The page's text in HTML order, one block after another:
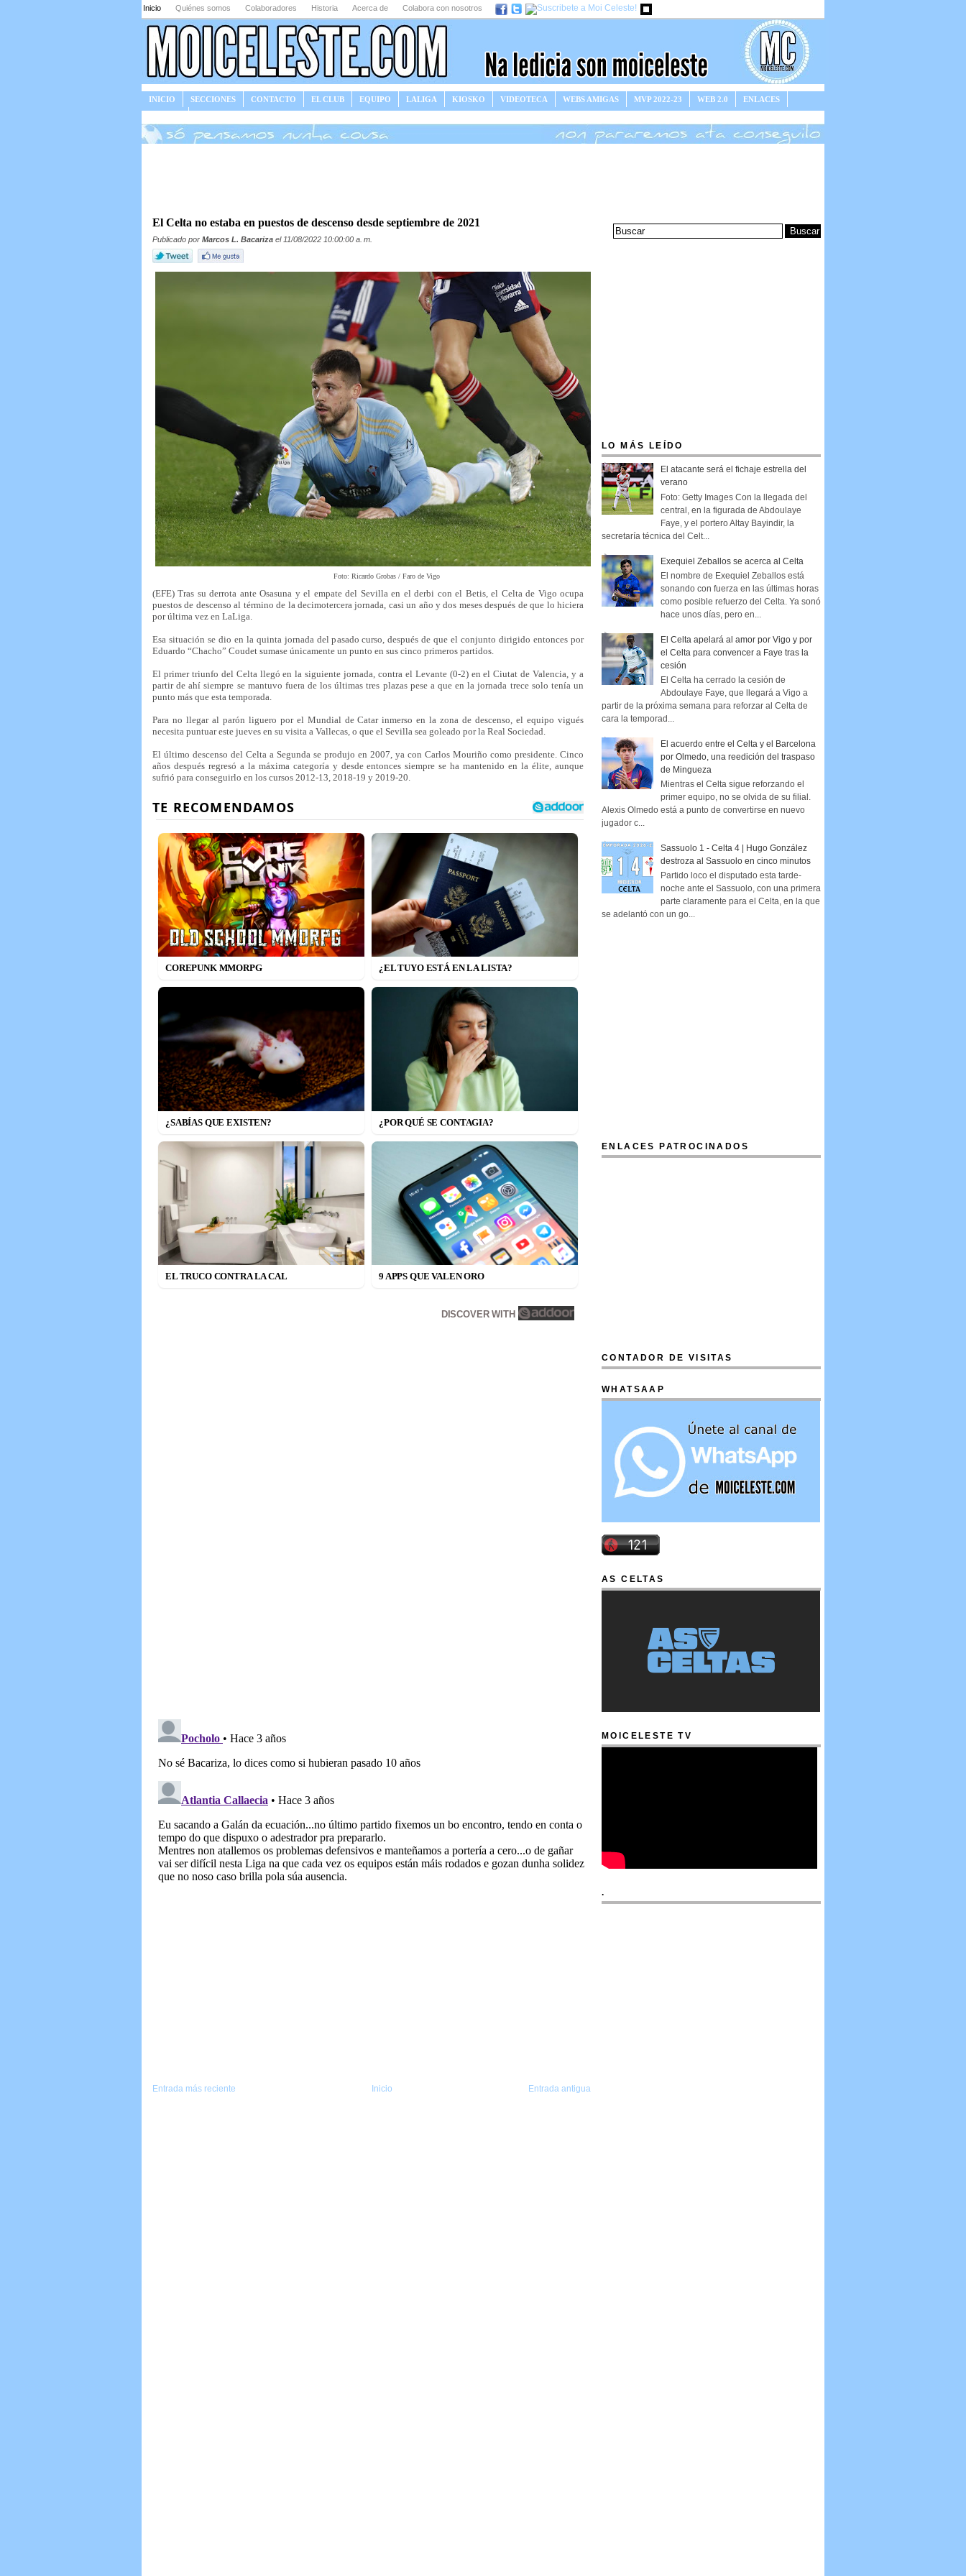
Inicio Quiénes somos Colaboradores Historia Acerca de Colabora con nosotros
INICIO SECCIONES CONTACTO EL CLUB EQUIPO LALIGA KIOSKO VIDEOTECA WEBS AMIGAS MVP 2022-23 WEB 2.0
ENLACES
El Celta no estaba en puestos de descenso desde septiembre de 2021
Publicado por Marcos L. Bacariza el 11/08/2022 10:00:00 a. m.
Foto: Ricardo Grobas / Faro de Vigo
(EFE) Tras su derrota ante Osasuna y el empate del Sevilla en el derbi con el Betis, el Celta de Vigo ocupa
puestos de descenso al término de la decimotercera jornada, casi un año y dos meses después de que lo hiciera
por última vez en LaLiga.
Esa situación se dio en la quinta jornada del pasado curso, después de que el conjunto dirigido entonces por
Eduardo “Chacho” Coudet sumase únicamente un punto en sus cinco primeros partidos.
El primer triunfo del Celta llegó en la siguiente jornada, contra el Levante (0-2) en el Ciutat de Valencia, y a
partir de ahí siempre se mantuvo fuera de los últimas tres plazas pese a que en la jornada trece solo tenía un
punto más que esta temporada.
Para no llegar al parón liguero por el Mundial de Catar inmerso en la zona de descenso, el equipo vigués
necesita puntuar este jueves en su visita a Vallecas, o que el Sevilla sea goleado por la Real Sociedad.
El último descenso del Celta a Segunda se produjo en 2007, ya con Carlos Mouriño como presidente. Cinco
años después regresó a la máxima categoría y desde entonces siempre se ha mantenido en la élite, aunque
sufrió para conseguirlo en los cursos 2012-13, 2018-19 y 2019-20.
COREPUNK MMORPG ¿EL TUYO ESTÁ EN LA LISTA?
¿SABÍAS QUE EXISTEN? ¿POR QUÉ SE CONTAGIA?
EL TRUCO CONTRA LA CAL 9 APPS QUE VALEN ORO
DISCOVER WITH
Entrada más reciente Entrada antigua
Inicio
LO MÁS LEÍDO
El atacante será el fichaje estrella del
verano
Foto: Getty Images Con la llegada del
central, en la figurada de Abdoulaye
Faye, y el portero Altay Bayindir, la
secretaría técnica del Celt...
Exequiel Zeballos se acerca al Celta
El nombre de Exequiel Zeballos está
sonando con fuerza en las últimas horas
como posible refuerzo del Celta. Ya sonó
hace unos días, pero en...
El Celta apelará al amor por Vigo y por
el Celta para convencer a Faye tras la
cesión
El Celta ha cerrado la cesión de
Abdoulaye Faye, que llegará a Vigo a
partir de la próxima semana para reforzar al Celta de
cara la temporad...
El acuerdo entre el Celta y el Barcelona
por Olmedo, una reedición del traspaso
de Mingueza
Mientras el Celta sigue reforzando el
primer equipo, no se olvida de su filial.
Alexis Olmedo está a punto de convertirse en nuevo
jugador c...
Sassuolo 1 - Celta 4 | Hugo González
destroza al Sassuolo en cinco minutos
Partido loco el disputado esta tarde-
noche ante el Sassuolo, con una primera
parte claramente para el Celta, en la que
se adelantó con un go...
ENLACES PATROCINADOS
CONTADOR DE VISITAS
WHATSAAP
AS CELTAS
MOICELESTE TV
.